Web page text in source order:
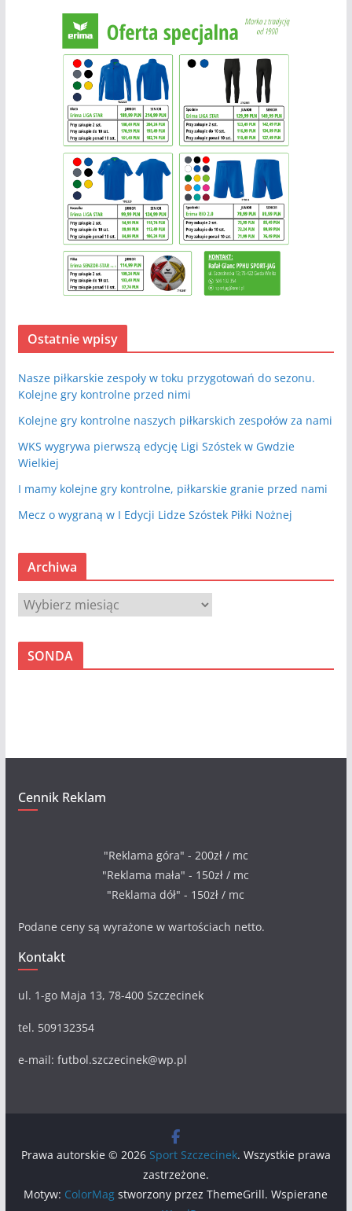
Ostatnie wpisy
Nasze piłkarskie zespoły w toku przygotowań do sezonu.
Kolejne gry kontrolne przed nimi
Kolejne gry kontrolne naszych piłkarskich zespołów za nami
WKS wygrywa pierwszą edycję Ligi Szóstek w Gwdzie
Wielkiej
I mamy kolejne gry kontrolne, piłkarskie granie przed nami
Mecz o wygraną w I Edycji Lidze Szóstek Piłki Nożnej
Archiwa
A
r
c
SONDA
Cennik Reklam
"Reklama góra" - 200zł / mc
"Reklama mała" - 150zł / mc
"Reklama dół" - 150zł / mc
Podane ceny są wyrażone w wartościach netto.
Kontakt
ul. 1-go Maja 13, 78-400 Szczecinek
tel. 509132354
e-mail: futbol.szczecinek@wp.pl
Prawa autorskie © 2026 Sport Szczecinek. Wszystkie prawa
zastrzeżone.
Motyw: ColorMag stworzony przez ThemeGrill. Wspierane